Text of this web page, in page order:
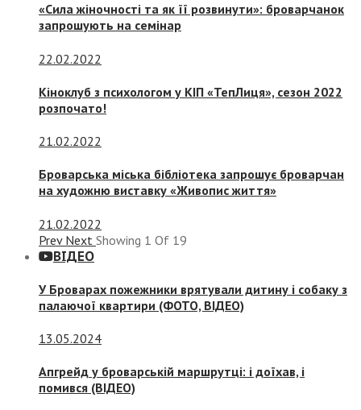
«Сила жіночності та як її розвинути»: броварчанок
запрошують на семінар
22.02.2022
Кіноклуб з психологом у КІП «ТепЛиця», сезон 2022
розпочато!
21.02.2022
Броварська міська бібліотека запрошує броварчан
на художню виставку «Живопис життя»
21.02.2022
Prev Next Showing 1 Of 19
ВІДЕО
У Броварах пожежники врятували дитину і собаку з
палаючої квартири (ФОТО, ВІДЕО)
13.05.2024
Апгрейд у броварській маршрутці: і доїхав, і
помився (ВІДЕО)